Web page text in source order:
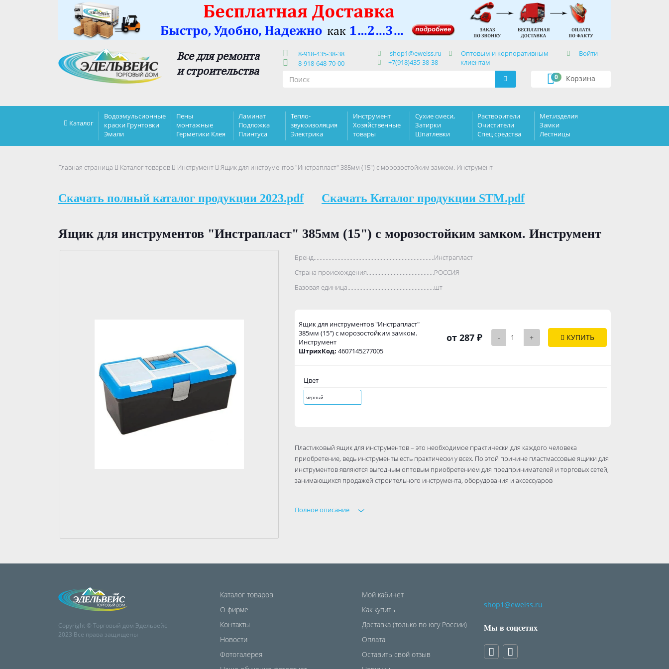
Все для ремонта
и строительства
8-918-435-38-38
8-918-648-70-00
shop1@eweiss.ru
+7(918)435-38-38
Оптовым и корпоративным
клиентам
Войти
Корзина
0
Каталог
Водоэмульсионные
краски Грунтовки
Эмали
Пены
монтажные
Герметики Клея
Ламинат
Подложка
Плинтуса
Тепло-
звукоизоляция
Электрика
Инструмент
Хозяйственные
товары
Сухие смеси,
Затирки
Шпатлевки
Растворители
Очистители
Спец средства
Мет.изделия
Замки
Лестницы
Главная страница Каталог товаров Инструмент Ящик для инструментов "Инстрапласт" 385мм (15") с морозостойким замком. Инструмент
Скачать полный каталог продукции 2023.pdf Скачать Каталог продукции STM.pdf
Ящик для инструментов "Инстрапласт" 385мм (15") с морозостойким замком. Инструмент
Бренд..................................................................................Инстрапласт
Страна происхождения..................................................................................
РОССИЯ
Базовая единица..................................................................................
шт
Ящик для инструментов "Инстрапласт"
385мм (15") с морозостойким замком.
Инструмент
ШтрихКод: 4607145277005
от 287 ₽ - + КУПИТЬ
Цвет
черный
Пластиковый ящик для инструментов – это необходимое практически для каждого человека
приобретение, ведь инструменты есть практически у всех. По этой причине пластмассовые ящики для
инструментов являются выгодным оптовым приобретением для предпринимателей и торговых сетей,
занимающихся продажей строительного инструмента, оборудования и аксессуаров
Полное описание
Copyright © Торговый дом Эдельвейс
2023 Все права защищены
Каталог товаров
О фирме
Контакты
Новости
Фотогалерея
Мой кабинет
Как купить
Доставка (только по югу России)
Оплата
Оставить свой отзыв
shop1@eweiss.ru
Мы в соцсетях